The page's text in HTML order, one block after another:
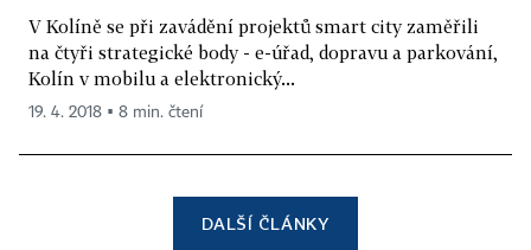
V Kolíně se při zavádění projektů smart city zaměřili
na čtyři strategické body - e-úřad, dopravu a parkování,
Kolín v mobilu a elektronický...
19. 4. 2018 ▪ 8 min. čtení
DALŠÍ ČLÁNKY